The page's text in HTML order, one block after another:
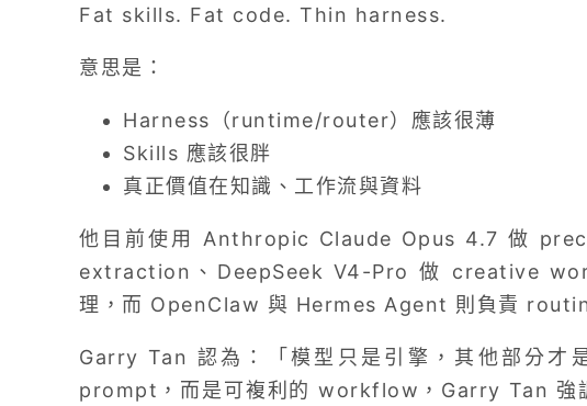
Fat skills. Fat code. Thin harness.
意思是：
Harness（runtime/router）應該很薄
Skills 應該很胖
真正價值在知識、工作流與資料
他目前使用 Anthropic Claude Opus 4.7 做
extraction、DeepSeek V4-Pro 做 creative
理，而 OpenClaw 與 Hermes Agent 則負責
Garry Tan 認為：「模型只是引擎，其他部分才
prompt，而是可複利的 workflow，Garry Tan 強